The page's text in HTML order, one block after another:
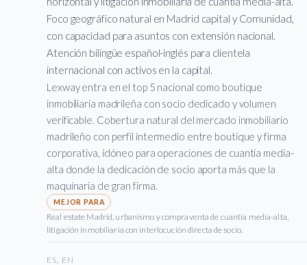
Foco geográfico natural en Madrid capital y Comunidad,
con capacidad para asuntos con extensión nacional.
Atención bilingüe español-inglés para clientela
internacional con activos en la capital.
Lexway entra en el top 5 nacional como boutique
inmobiliaria madrileña con socio dedicado y volumen
verificable. Cobertura natural del mercado inmobiliario
madrileño con perfil intermedio entre boutique y firma
corporativa, idóneo para operaciones de cuantía media-
alta donde la dedicación de socio aporta más que la
maquinaria de gran firma.
Real estate Madrid, urbanismo y compraventa de cuantía media-alta,
litigación inmobiliaria con interlocución directa de socio.
ES, EN